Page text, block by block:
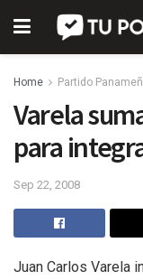
Home Partido
Varela
para
Sep 22, 2008
Juan Carlos Varela